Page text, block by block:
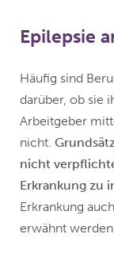
Epilepsie
Häufig sind
darüber, ob sie
Arbeitgeber
nicht.
nicht
Erkrankung zu
Erkrankung
erwähnt